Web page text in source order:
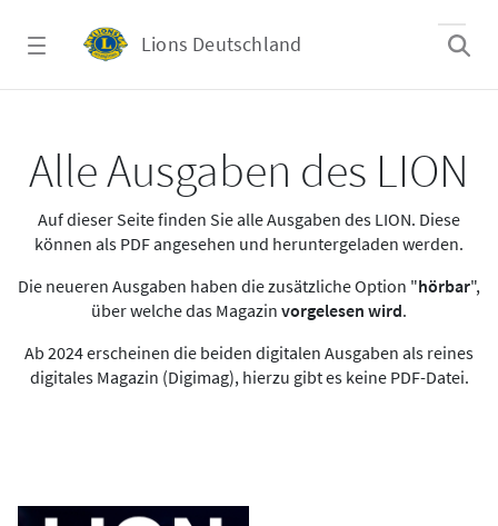
Lions Deutschland
Alle Ausgaben des LION
Auf dieser Seite finden Sie alle Ausgaben des LION. Diese
können als PDF angesehen und heruntergeladen werden.
Die neueren Ausgaben haben die zusätzliche Option "hörbar",
über welche das Magazin vorgelesen wird.
Ab 2024 erscheinen die beiden digitalen Ausgaben als reines
digitales Magazin (Digimag), hierzu gibt es keine PDF-Datei.